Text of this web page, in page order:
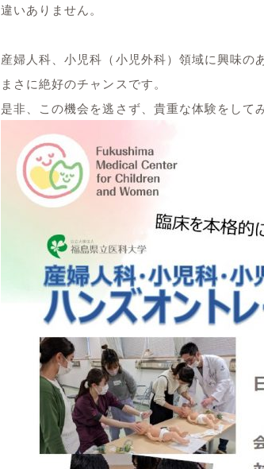
違いありません。
産婦人科、小児科（小児外科）領域に興味
まさに絶好のチャンスです。
是非、この機会を逃さず、貴重な体験をして